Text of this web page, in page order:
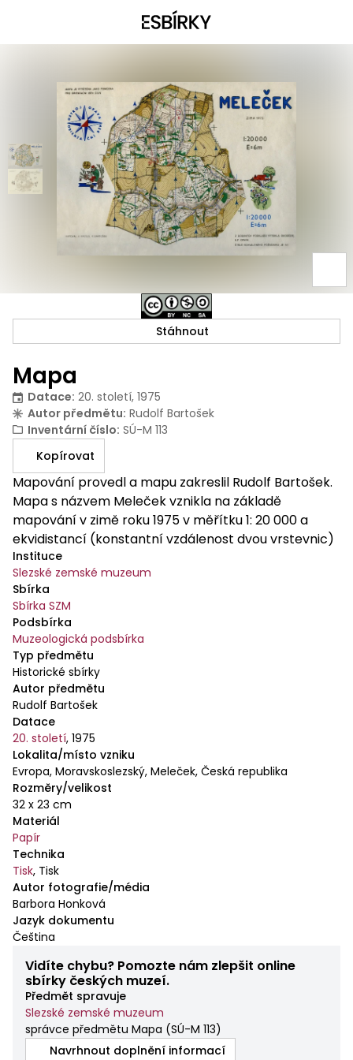
Mapa
Datace: 20. století, 1975
Autor předmětu: Rudolf Bartošek
Inventární číslo: SÚ-M 113
Kopírovat
Mapování provedl a mapu zakreslil Rudolf Bartošek.
Mapa s názvem Meleček vznikla na základě
mapování v zimě roku 1975 v měřítku 1: 20 000 a
ekvidistancí (konstantní vzdálenost dvou vrstevnic)
šest metrů zobrazuje území o rozloze 14,62 km2.
Vytištění provedla Geodézie Opava pětibarevným
ofsetovým tiskem. Mapa zachycuje oblast Lipiny
ohraničenou obcemi Mikolajice a Štáblovice ze
severu, Nový Dvůr, Filipovice a Domoradovice z jihu.
Na východě mapové zobrazení ohraničuje silnice
mezi obcemi Vendelín a Štáblovice. Potok Meleček,
který mapě propůjčuje název, je zobrazen v jižní
části mapy. Středové části vévodí obec Lipina. Na
mapě je zakreslena trať závodu, vzhledem k svému
rozsahu pravděpodobně ženské juniorské kategorie.
Start vyznačuje trojúhelník severovýchodně od obce
Lipina (na lesní cestě u hranice paseky a okraje
lesa), cíl je označen dvojitým kolečkem severně od
stejnojmenné obce. Trať zahrnuje celkem pět
kontrol označených čísly 2 (potok v lese se sníženou
průchodností), 4 (kupa), 15 (krmelec), 19 (kupa), 14
(kámen). Kontroly jsou označeny nekompletní
číselnou řadou, je tedy pravděpodobné, že uvedený
závod byl pouze součástí mapového tréninku. Mapa
není opatřena mapovým klíčem.
Instituce
Slezské zemské muzeum
Sbírka
Sbírka SZM
Podsbírka
Muzeologická podsbírka
Typ předmětu
Historické sbírky
Autor předmětu
Rudolf Bartošek
Datace
20. století, 1975
Lokalita/místo vzniku
Evropa, Moravskoslezský, Meleček, Česká republika
Rozměry/velikost
32 x 23 cm
Materiál
Papír
Technika
Tisk, Tisk
Autor fotografie/média
Barbora Honková
Jazyk dokumentu
Čeština
Vidíte chybu? Pomozte nám zlepšit online
sbírky českých muzeí.
Předmět spravuje
Slezské zemské muzeum
správce předmětu Mapa (SÚ-M 113)
Navrhnout doplnění informací
Stáhnout